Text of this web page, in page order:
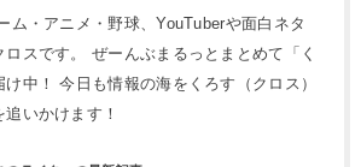
ム・アニメ・野球、YouTuberや面白ネタ
スです。 ぜーんぶまるっとまとめて「く
中！ 今日も情報の海をくろす（クロス）
いかけます！